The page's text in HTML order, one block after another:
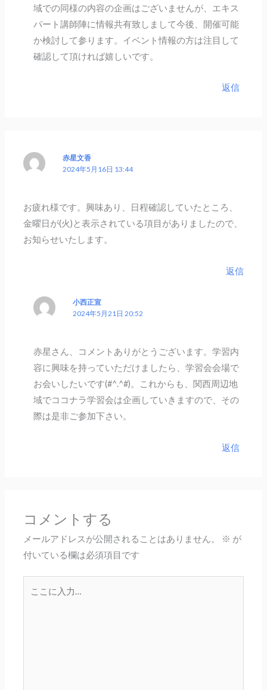
域での同様の内容の企画はございませんが、エキス
パート講師陣に情報共有致しまして今後、開催可能
か検討して参ります。イベント情報の方は注目して
確認して頂ければ嬉しいです。
返信
赤星文香
2024年5月16日 13:44
お疲れ様です。興味あり、日程確認していたところ、
金曜日が(火)と表示されている項目がありましたので、
お知らせいたします。
返信
小西正宣
2024年5月21日 20:52
赤星さん、コメントありがとうございます。学習内
容に興味を持っていただけましたら、学習会会場で
お会いしたいです(#^.^#)。これからも、関西周辺地
域でココナラ学習会は企画していきますので、その
際は是非ご参加下さい。
返信
コメントする
メールアドレスが公開されることはありません。 ※ が
付いている欄は必須項目です